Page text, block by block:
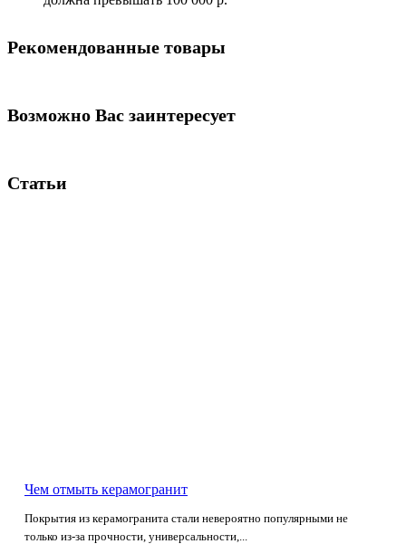
Рекомендованные товары
Возможно Вас заинтересует
Статьи
Чем отмыть керамогранит
Покрытия из керамогранита стали невероятно популярными не
только из-за прочности, универсальности,...